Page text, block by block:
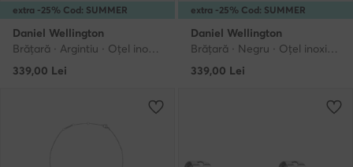
extra -25% Cod: SUMMER
Daniel Wellington
Brățară · Argintiu · Oțel inoxidabil
339,00 Lei
extra -25% Cod: SUMMER
Daniel Wellington
Brățară · Negru · Oțel inoxidabil
339,00 Lei